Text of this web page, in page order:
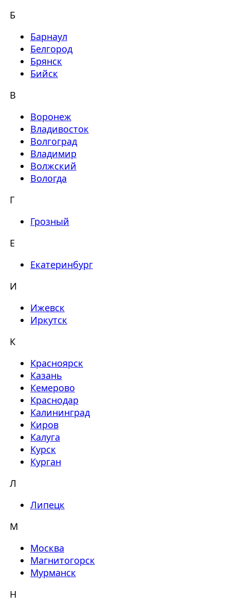
Б
Барнаул
Белгород
Брянск
Бийск
В
Воронеж
Владивосток
Волгоград
Владимир
Волжский
Вологда
Г
Грозный
Е
Екатеринбург
И
Ижевск
Иркутск
К
Красноярск
Казань
Кемерово
Краснодар
Калининград
Киров
Калуга
Курск
Курган
Л
Липецк
М
Москва
Магнитогорск
Мурманск
Н